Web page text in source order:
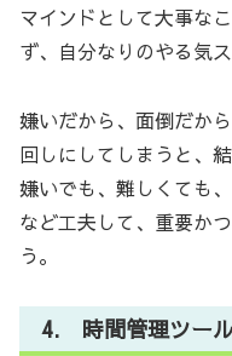
マインドとして大事な
ず、自分なりのやる気
嫌いだから、面倒だか
回しにしてしまうと、
嫌いでも、難しくても
など工夫して、重要か
う。
4. 時間管理ツー